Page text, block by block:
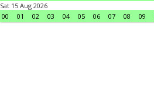
Sat 15 Aug 2026
00
01 02 03 04 05 06 07 08 09